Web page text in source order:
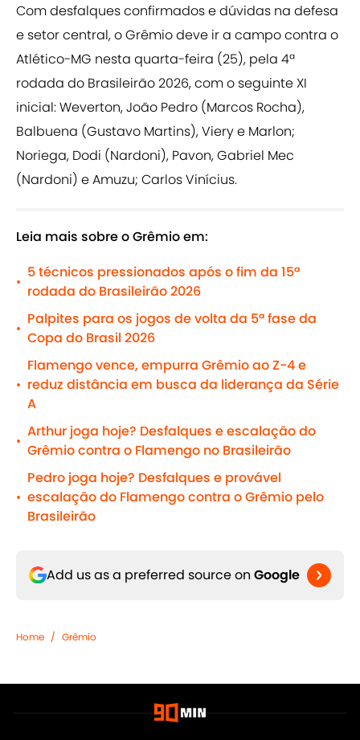
Com desfalques confirmados e dúvidas na defesa
e setor central, o Grêmio deve ir a campo contra o
Atlético-MG nesta quarta-feira (25), pela 4ª
rodada do Brasileirão 2026, com o seguinte XI
inicial: Weverton, João Pedro (Marcos Rocha),
Balbuena (Gustavo Martins), Viery e Marlon;
Noriega, Dodi (Nardoni), Pavon, Gabriel Mec
(Nardoni) e Amuzu; Carlos Vinícius.
Leia mais sobre o Grêmio em:
•
5 técnicos pressionados após o fim da 15ª
rodada do Brasileirão 2026
•
Palpites para os jogos de volta da 5ª fase da
Copa do Brasil 2026
•
Flamengo vence, empurra Grêmio ao Z-4 e
reduz distância em busca da liderança da Série
A
•
Arthur joga hoje? Desfalques e escalação do
Grêmio contra o Flamengo no Brasileirão
•
Pedro joga hoje? Desfalques e provável
escalação do Flamengo contra o Grêmio pelo
Brasileirão
Add us as a preferred source on Google
Home / Grêmio